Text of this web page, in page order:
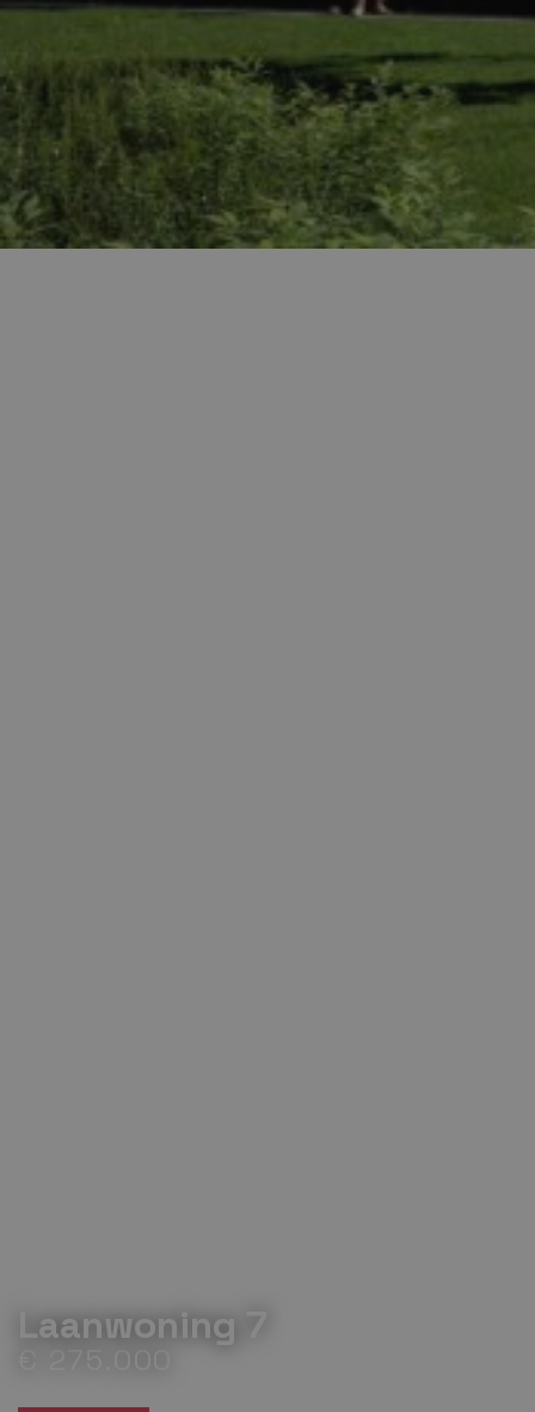
Laanwoning 7